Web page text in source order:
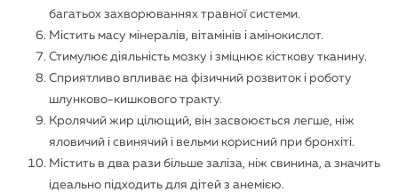
багатьох захворюваннях травної системи.
Містить масу мінералів, вітамінів і амінокислот.
Стимулює діяльність мозку і зміцнює кісткову тканину.
Сприятливо впливає на фізичний розвиток і роботу
шлунково-кишкового тракту.
Кролячий жир цілющий, він засвоюється легше, ніж
яловичий і свинячий і вельми корисний при бронхіті.
Містить в два рази більше заліза, ніж свинина, а значить
ідеально підходить для дітей з анемією.